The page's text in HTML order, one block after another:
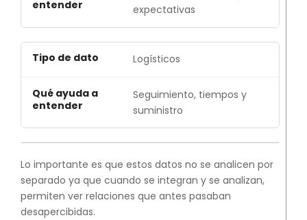
expectativas
Logísticos
Seguimiento, tiempos y
suministro
Lo importante es que estos datos no se analicen por
separado ya que cuando se integran y se analizan,
permiten ver relaciones que antes pasaban
desapercibidas.